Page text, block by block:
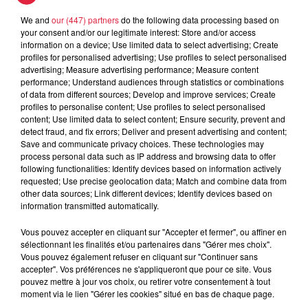
Date
du 24 novembre 2018 à 0h00
au24 novembre 2018 à 0h00
Lieu
Maison des Sports à HAGUENAU
(67)
Tarif Gratuit
We and our (447) partnersdo the following data processing based on
your consent and/or our legitimate interest: Store and/or access
information on a device; Use limited data to select advertising; Create
profiles for personalised advertising; Use profiles to select personalised
advertising; Measure advertising performance; Measure content
performance; Understand audiences through statistics or combinations
of data from different sources; Develop and improve services; Create
profiles to personalise content; Use profiles to select personalised
content; Use limited data to select content; Ensure security, prevent and
detect fraud, and fix errors; Deliver and present advertising and content;
Save and communicate privacy choices. These technologies may
process personal data such as IP address and browsing data to offer
following functionalities: Identify devices based on information actively
requested; Use precise geolocation data; Match and combine data from
other data sources; Link different devices; Identify devices based on
information transmitted automatically.
Vous pouvez accepter en cliquant sur "Accepter et fermer", ou affiner en
sélectionnant les finalités et/ou partenaires dans "Gérer mes choix".
Vous pouvez également refuser en cliquant sur "Continuer sans
accepter". Vos préférences ne s'appliqueront que pour ce site. Vous
pouvez mettre à jour vos choix, ou retirer votre consentement à tout
moment via le lien "Gérer les cookies" situé en bas de chaque page.